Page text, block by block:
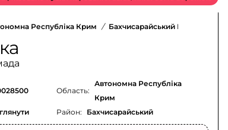
Республіка Крим / Бахчисарайський Район
Область:
Автономна Республіка
Крим
Район:
Бахчисарайський